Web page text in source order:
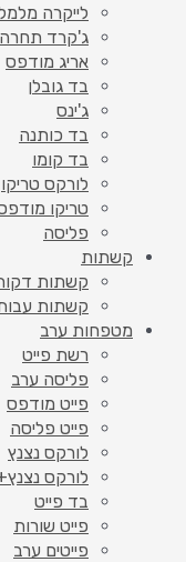
לייקרה
ג'קרד תחרה
אריג מודפס
בד גובלן
ג'ינס
בד כותנה
בד קומו
לורקס טריקו
טריקו
פליסה
קשתות
קשתות
קשתות
מטפחות ערב
רשת פייט
פליסה ערב
פייט מודפס
פייט פליסה
לורקס נצנץ
לורקס
בד פייט
פייט שורות
פייטים ערב